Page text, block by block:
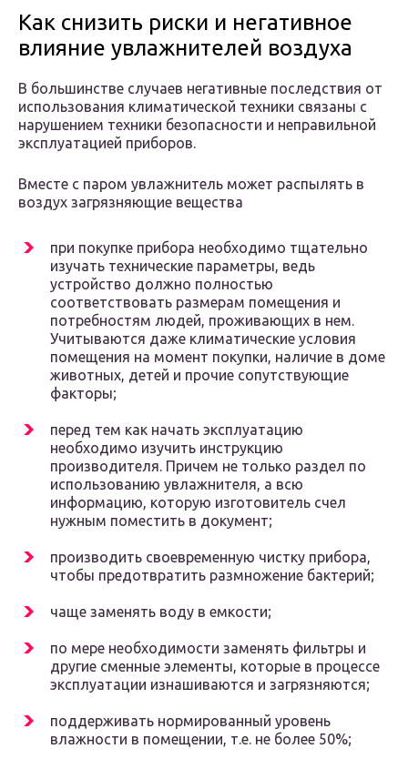
Как снизить риски и негативное
влияние увлажнителей воздуха
В большинстве случаев негативные последствия от
использования климатической техники связаны с
нарушением техники безопасности и неправильной
эксплуатацией приборов.
Вместе с паром увлажнитель может распылять в
воздух загрязняющие вещества
при покупке прибора необходимо тщательно
изучать технические параметры, ведь
устройство должно полностью
соответствовать размерам помещения и
потребностям людей, проживающих в нем.
Учитываются даже климатические условия
помещения на момент покупки, наличие в доме
животных, детей и прочие сопутствующие
факторы;
перед тем как начать эксплуатацию
необходимо изучить инструкцию
производителя. Причем не только раздел по
использованию увлажнителя, а всю
информацию, которую изготовитель счел
нужным поместить в документ;
производить своевременную чистку прибора,
чтобы предотвратить размножение бактерий;
чаще заменять воду в емкости;
по мере необходимости заменять фильтры и
другие сменные элементы, которые в процессе
эксплуатации изнашиваются и загрязняются;
поддерживать нормированный уровень
влажности в помещении, т.е. не более 50%;